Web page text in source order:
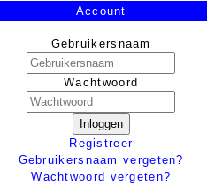
Account
Gebruikersnaam
Wachtwoord
Inloggen
Registreer
Gebruikersnaam vergeten?
Wachtwoord vergeten?